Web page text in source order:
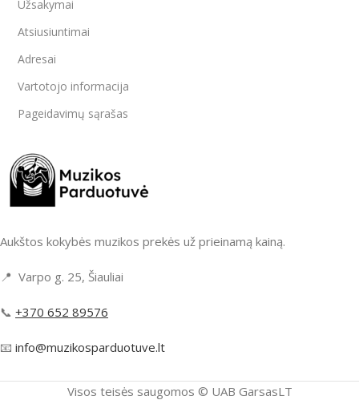
Užsakymai
Atsiusiuntimai
Adresai
Vartotojo informacija
Pageidavimų sąrašas
Aukštos kokybės muzikos prekės už prieinamą kainą.
📍 Varpo g. 25, Šiauliai
📞 +370 652 89576
📧 info@muzikosparduotuve.lt
Visos teisės saugomos ©️ UAB GarsasLT